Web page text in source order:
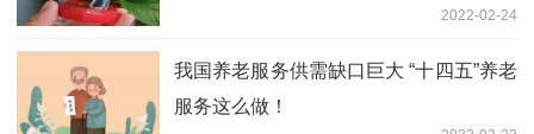
2022-02-24
我国养老服务供需缺口巨大 “十四五”养老
服务这么做！